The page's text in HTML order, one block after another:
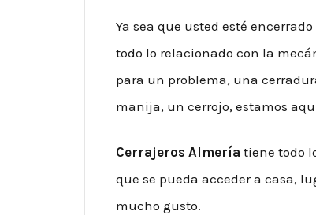
Ya sea que usted esté
todo lo relacionado con la
para un problema, una
manija, un cerrojo, estamos
Cerrajeros Almería tiene todo
que se pueda acceder a casa,
mucho gusto.